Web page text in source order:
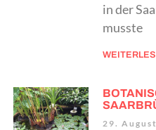
in der
musste
29.